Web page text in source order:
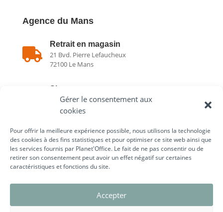
Gérer le consentement aux
cookies
Pour offrir la meilleure expérience possible, nous utilisons la technologie
des cookies à des fins statistiques et pour optimiser ce site web ainsi que
les services fournis par Planet'Office. Le fait de ne pas consentir ou de
retirer son consentement peut avoir un effet négatif sur certaines
caractéristiques et fonctions du site.
Accepter
Agence du Mans

Retrait en magasin
21 Bvd. Pierre Lefaucheux
72100 Le Mans
Showroom
21 Bvd. Pierre Lefaucheux
72100 Le Mans
 02 43 75 78 75